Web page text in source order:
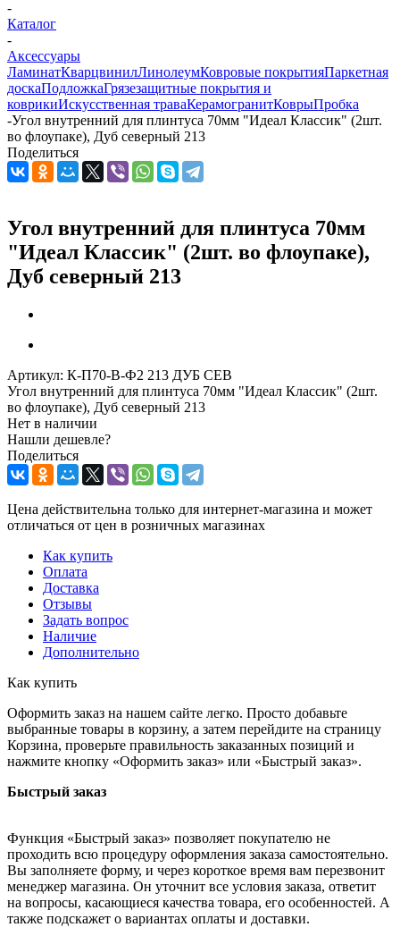
-
Каталог
-
Аксессуары
ЛаминатКварцвинилЛинолеумКовровые покрытияПаркетная
доскаПодложкаГрязезащитные покрытия и
коврикиИскусственная траваКерамогранитКоврыПробка
-Угол внутренний для плинтуса 70мм "Идеал Классик" (2шт.
во флоупаке), Дуб северный 213
Поделиться
Угол внутренний для плинтуса 70мм
"Идеал Классик" (2шт. во флоупаке),
Дуб северный 213
Артикул: К-П70-В-Ф2 213 ДУБ СЕВ
Угол внутренний для плинтуса 70мм "Идеал Классик" (2шт.
во флоупаке), Дуб северный 213
Нет в наличии
Нашли дешевле?
Поделиться
Цена действительна только для интернет-магазина и может
отличаться от цен в розничных магазинах
Как купить
Оплата
Доставка
Отзывы
Задать вопрос
Наличие
Дополнительно
Как купить
Оформить заказ на нашем сайте легко. Просто добавьте
выбранные товары в корзину, а затем перейдите на страницу
Корзина, проверьте правильность заказанных позиций и
нажмите кнопку «Оформить заказ» или «Быстрый заказ».
Быстрый заказ
Функция «Быстрый заказ» позволяет покупателю не
проходить всю процедуру оформления заказа самостоятельно.
Вы заполняете форму, и через короткое время вам перезвонит
менеджер магазина. Он уточнит все условия заказа, ответит
на вопросы, касающиеся качества товара, его особенностей. А
также подскажет о вариантах оплаты и доставки.